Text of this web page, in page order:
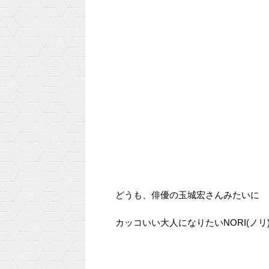
どうも、俳優の玉城宏さんみたいに
カッコいい大人になりたいNORI(ノ